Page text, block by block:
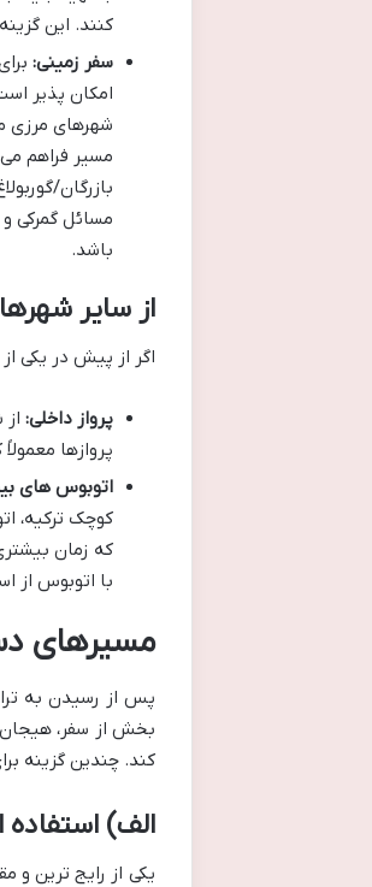
کنند. این
سفر زمینی:
امکان پذیر
شهرهای مرزی
مسیر فراهم
بازرگان/
مسائل گمرکی
باشد.
از سایر
اگر از پیش در یکی
پرواز داخلی:
پروازها
اتوبوس های
کوچک ترکیه،
که زمان
با اتوبوس از
مسیرهای
بخش از سفر،
کند. چندین گزینه
الف)